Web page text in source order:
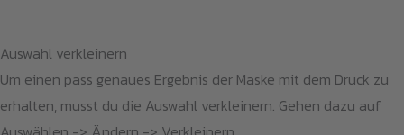
Auswahl verkleinern
Um einen pass genaues Ergebnis der Maske mit dem Druck zu
erhalten, musst du die Auswahl verkleinern. Gehen dazu auf